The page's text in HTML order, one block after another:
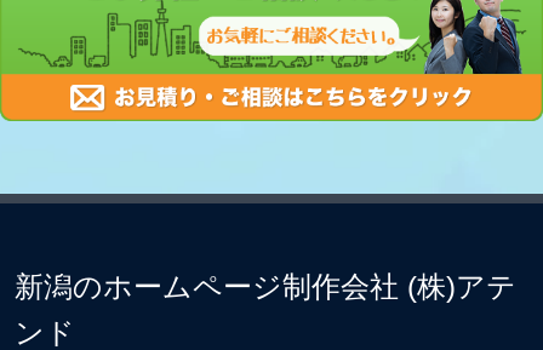
新潟のホームページ制作会社 (株)アテ
ンド